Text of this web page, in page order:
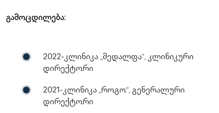
გამოცდილება:
2022-კლინიკა „მედალფა“, კლინიკური
დირექტორი
2021-კლინიკა „როგო“, გენერალური
დირექტორი